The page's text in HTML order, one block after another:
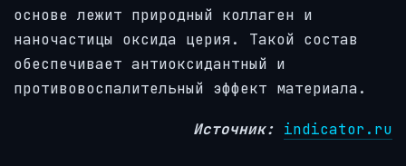
основе лежит природный коллаген и
наночастицы оксида церия. Такой состав
обеспечивает антиоксидантный и
противовоспалительный эффект материала.
Источник: indicator.ru